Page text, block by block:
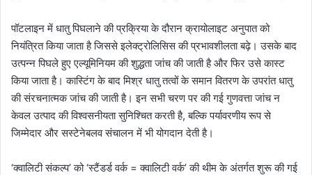
पॉटलाइन में धातु पिघलाने की प्रक्रिया के दौरान क्रायोलाइट अनुपात को
नियंत्रित किया जाता है जिससे इलेक्ट्रोलिसिस की प्रभावशीलता बढ़े। उसके बाद
उत्पन्न पिघले हुए एल्यूमिनियम की शुद्धता जांच की जाती है और फिर उसे कास्ट
किया जाता है। कास्टिंग के बाद मिश्र धातु तत्वों के समान वितरण के उपरांत धातु
की संरचनात्मक जांच की जाती है। इन सभी चरण पर की गई गुणवत्ता जांच न
केवल उत्पाद की विश्वसनीयता सुनिश्चित करती है, बल्कि पर्यावरणीय रूप से
जिम्मेदार और सस्टेनेबलव संचालन में भी योगदान देती है।
‘क्वालिटी संकल्प’ को ‘स्टैंडर्ड वर्क = क्वालिटी वर्क’ की थीम के अंतर्गत शुरू की गई